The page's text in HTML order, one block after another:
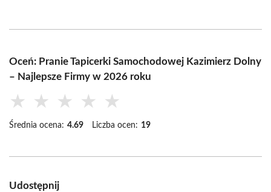
Oceń: Pranie Tapicerki Samochodowej Kazimierz Dolny
– Najlepsze Firmy w 2026 roku
★ ★ ★ ★ ★
Średnia ocena: 4.69 Liczba ocen: 19
Udostępnij